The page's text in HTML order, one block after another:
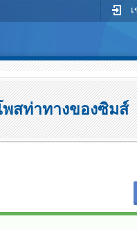
พสท่าทางของซิมส์